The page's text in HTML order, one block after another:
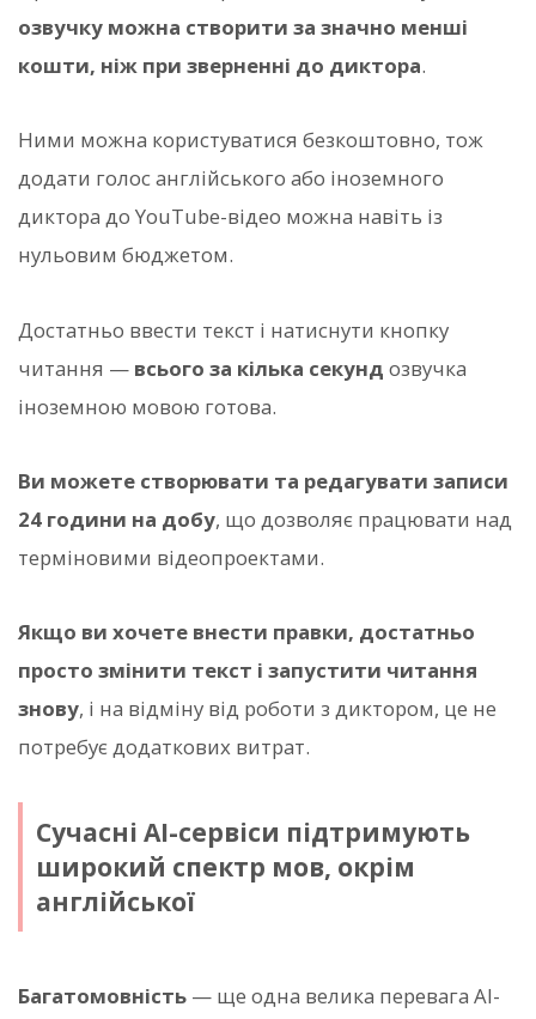
озвучку можна створити за значно менші
кошти, ніж при зверненні до диктора.
Ними можна користуватися безкоштовно, тож
додати голос англійського або іноземного
диктора до YouTube-відео можна навіть із
нульовим бюджетом.
Достатньо ввести текст і натиснути кнопку
читання — всього за кілька секунд озвучка
іноземною мовою готова.
Ви можете створювати та редагувати записи
24 години на добу, що дозволяє працювати над
терміновими відеопроектами.
Якщо ви хочете внести правки, достатньо
просто змінити текст і запустити читання
знову, і на відміну від роботи з диктором, це не
потребує додаткових витрат.
Сучасні AI-сервіси підтримують
широкий спектр мов, окрім
англійської
Багатомовність — ще одна велика перевага AI-